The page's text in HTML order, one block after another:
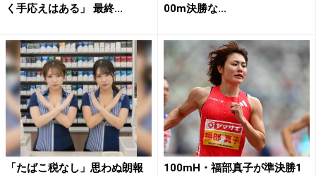
く手応えはある」 最終...
00m決勝な...
「たばこ税なし」思わぬ朗報
100mH・福部真子が準決勝1